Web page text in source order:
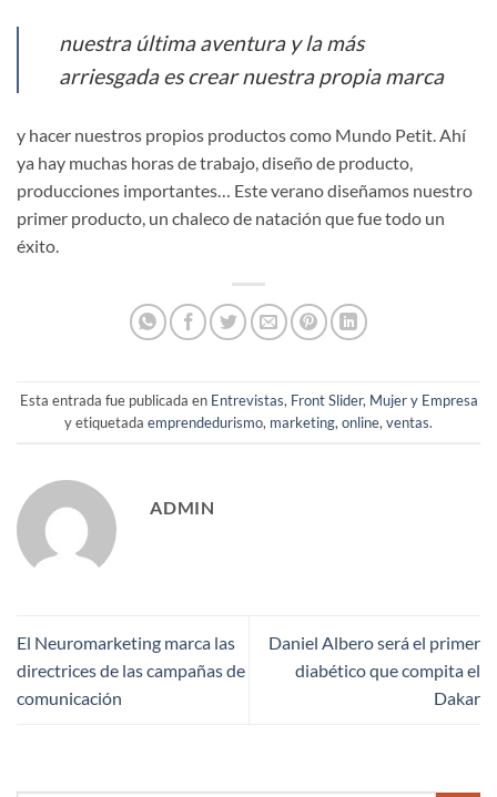
nuestra última aventura y la más
arriesgada es crear nuestra propia marca
y hacer nuestros propios productos como Mundo Petit. Ahí
ya hay muchas horas de trabajo, diseño de producto,
producciones importantes… Este verano diseñamos nuestro
primer producto, un chaleco de natación que fue todo un
éxito.
Esta entrada fue publicada en Entrevistas, Front Slider, Mujer y Empresa
y etiquetada emprendedurismo, marketing,online,ventas.
ADMIN
El Neuromarketing marca las
directrices de las campañas de
comunicación
Daniel Albero será el primer
diabético que compita el
Dakar